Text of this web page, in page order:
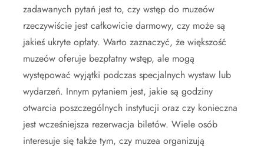
zadawanych pytań jest to, czy wstęp do muzeów
rzeczywiście jest całkowicie darmowy, czy może są
jakieś ukryte opłaty. Warto zaznaczyć, że większość
muzeów oferuje bezpłatny wstęp, ale mogą
występować wyjątki podczas specjalnych wystaw lub
wydarzeń. Innym pytaniem jest, jakie są godziny
otwarcia poszczególnych instytucji oraz czy konieczna
jest wcześniejsza rezerwacja biletów. Wiele osób
interesuje się także tym, czy muzea organizują